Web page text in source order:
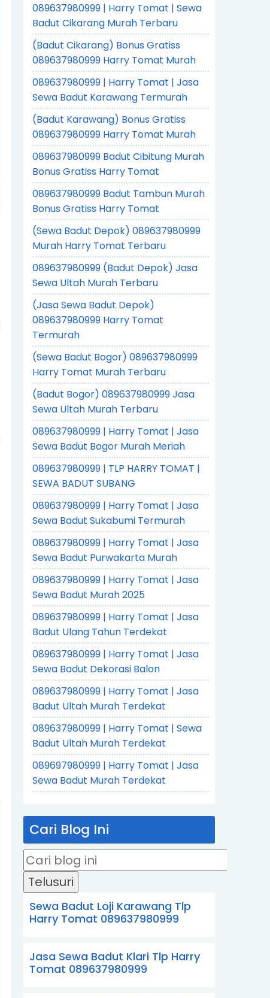
089637980999 | Harry Tomat | Sewa
Badut Cikarang Murah Terbaru
(Badut Cikarang) Bonus Gratiss
089637980999 Harry Tomat Murah
089637980999 | Harry Tomat | Jasa
Sewa Badut Karawang Termurah
(Badut Karawang) Bonus Gratiss
089637980999 Harry Tomat Murah
089637980999 Badut Cibitung Murah
Bonus Gratiss Harry Tomat
089637980999 Badut Tambun Murah
Bonus Gratiss Harry Tomat
(Sewa Badut Depok) 089637980999
Murah Harry Tomat Terbaru
089637980999 (Badut Depok) Jasa
Sewa Ultah Murah Terbaru
(Jasa Sewa Badut Depok)
089637980999 Harry Tomat
Termurah
(Sewa Badut Bogor) 089637980999
Harry Tomat Murah Terbaru
(Badut Bogor) 089637980999 Jasa
Sewa Ultah Murah Terbaru
089637980999 | Harry Tomat | Jasa
Sewa Badut Bogor Murah Meriah
089637980999 | TLP HARRY TOMAT |
SEWA BADUT SUBANG
089637980999 | Harry Tomat | Jasa
Sewa Badut Sukabumi Termurah
089637980999 | Harry Tomat | Jasa
Sewa Badut Purwakarta Murah
089637980999 | Harry Tomat | Jasa
Sewa Badut Murah 2025
089637980999 | Harry Tomat | Jasa
Badut Ulang Tahun Terdekat
089637980999 | Harry Tomat | Jasa
Sewa Badut Dekorasi Balon
089637980999 | Harry Tomat | Jasa
Badut Ultah Murah Terdekat
089637980999 | Harry Tomat | Sewa
Badut Ultah Murah Terdekat
089697980999 | Harry Tomat | Jasa
Sewa Badut Murah Terdekat
Cari Blog Ini
Sewa Badut Loji Karawang Tlp
Harry Tomat 089637980999
Jasa Sewa Badut Klari Tlp Harry
Tomat 089637980999